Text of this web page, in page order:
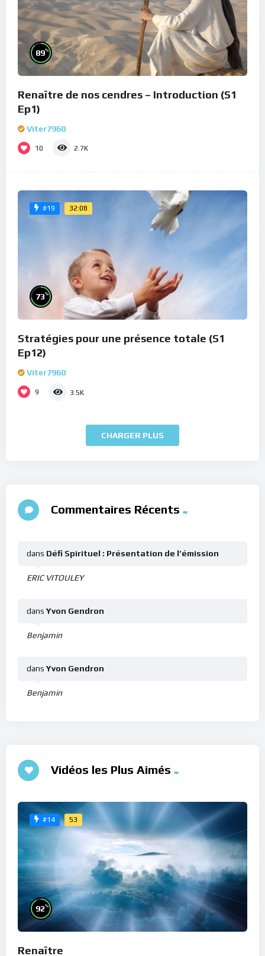
89%
Renaître de nos cendres – Introduction (S1
Ep1)
Viter7960
10 2.7K
#19 32:08
73%
Stratégies pour une présence totale (S1
Ep12)
Viter7960
9 3.5K
CHARGER PLUS
Commentaires Récents
ERIC VITOULEY
dans Défi Spirituel : Présentation de l’émission
Benjamin
dans Yvon Gendron
Benjamin
dans Yvon Gendron
Vidéos les Plus Aimés
#14 53
92%
Renaître